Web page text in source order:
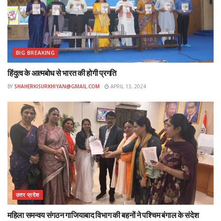
Tags: Uttarakhand
BIG BREAKING
हिंदुत्व के आत्मबोध से भारत की होगी प्रगति
BY SHAHERKISURKHIYAN@GMAIL.COM APRIL 13, 2024
उत्तर प्रदेश
महिला समन्वय संगठन गाजियाबाद विभाग की बहनों ने पश्चिम बंगाल के संदेश